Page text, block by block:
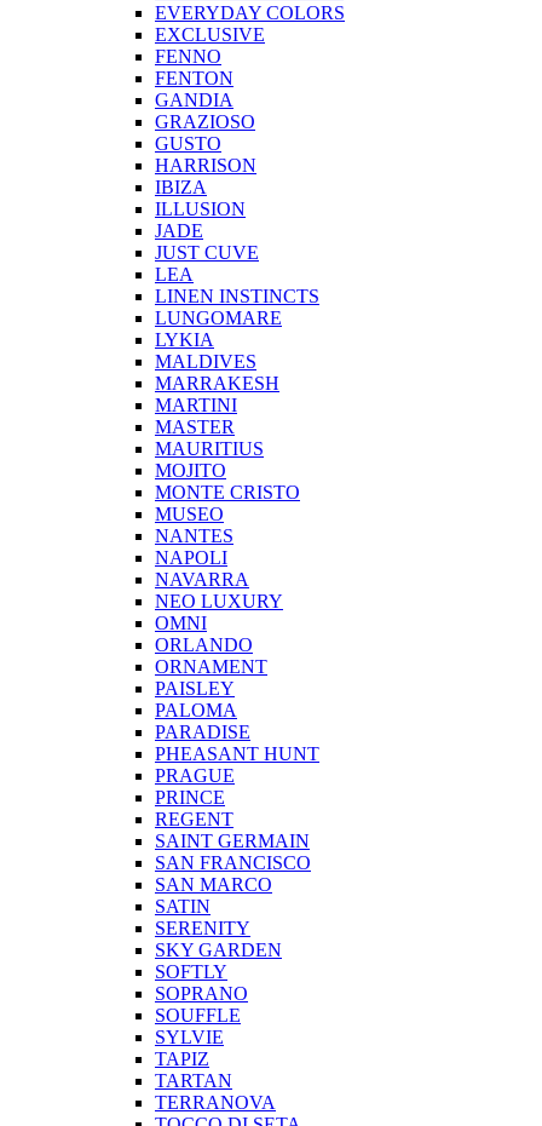
EVERYDAY COLORS
EXCLUSIVE
FENNO
FENTON
GANDIA
GRAZIOSO
GUSTO
HARRISON
IBIZA
ILLUSION
JADE
JUST CUVE
LEA
LINEN INSTINCTS
LUNGOMARE
LYKIA
MALDIVES
MARRAKESH
MARTINI
MASTER
MAURITIUS
MOJITO
MONTE CRISTO
MUSEO
NANTES
NAPOLI
NAVARRA
NEO LUXURY
OMNI
ORLANDO
ORNAMENT
PAISLEY
PALOMA
PARADISE
PHEASANT HUNT
PRAGUE
PRINCE
REGENT
SAINT GERMAIN
SAN FRANCISCO
SAN MARCO
SATIN
SERENITY
SKY GARDEN
SOFTLY
SOPRANO
SOUFFLE
SYLVIE
TAPIZ
TARTAN
TERRANOVA